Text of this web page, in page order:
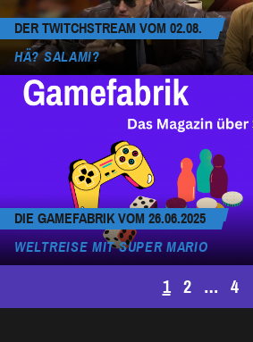
DER TWITCHSTREAM VOM 02.08.
HÄ? SALAMI?
DIE GAMEFABRIK VOM 26.06.2025
WELTREISE MIT SUPER MARIO
SEITENNUMMERIERUNG
1 2 … 4